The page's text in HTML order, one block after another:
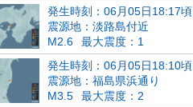
発生時刻：06月05日18:17頃
震源地：淡路島付近
M2.6
最大震度：1
発生時刻：06月05日18:10頃
震源地：福島県浜通り
M3.5
最大震度：2